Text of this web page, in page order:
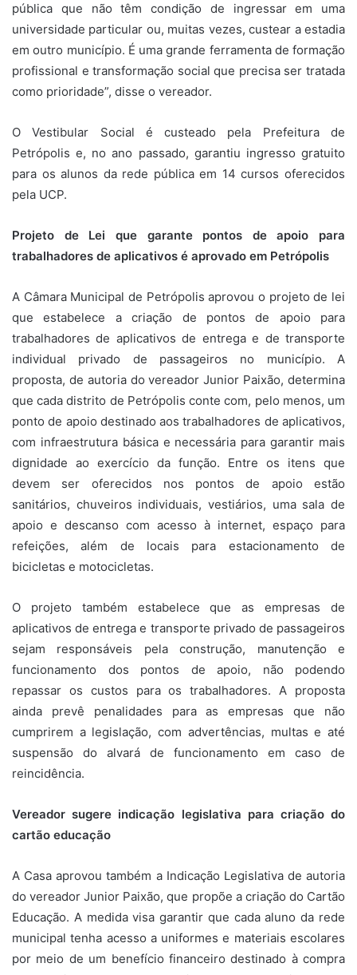
pública que não têm condição de ingressar em uma
universidade particular ou, muitas vezes, custear a estadia
em outro município. É uma grande ferramenta de formação
profissional e transformação social que precisa ser tratada
como prioridade”, disse o vereador.
O Vestibular Social é custeado pela Prefeitura de
Petrópolis e, no ano passado, garantiu ingresso gratuito
para os alunos da rede pública em 14 cursos oferecidos
pela UCP.
Projeto de Lei que garante pontos de apoio para
trabalhadores de aplicativos é aprovado em Petrópolis
A Câmara Municipal de Petrópolis aprovou o projeto de lei
que estabelece a criação de pontos de apoio para
trabalhadores de aplicativos de entrega e de transporte
individual privado de passageiros no município. A
proposta, de autoria do vereador Junior Paixão, determina
que cada distrito de Petrópolis conte com, pelo menos, um
ponto de apoio destinado aos trabalhadores de aplicativos,
com infraestrutura básica e necessária para garantir mais
dignidade ao exercício da função. Entre os itens que
devem ser oferecidos nos pontos de apoio estão
sanitários, chuveiros individuais, vestiários, uma sala de
apoio e descanso com acesso à internet, espaço para
refeições, além de locais para estacionamento de
bicicletas e motocicletas.
O projeto também estabelece que as empresas de
aplicativos de entrega e transporte privado de passageiros
sejam responsáveis pela construção, manutenção e
funcionamento dos pontos de apoio, não podendo
repassar os custos para os trabalhadores. A proposta
ainda prevê penalidades para as empresas que não
cumprirem a legislação, com advertências, multas e até
suspensão do alvará de funcionamento em caso de
reincidência.
Vereador sugere indicação legislativa para criação do
cartão educação
A Casa aprovou também a Indicação Legislativa de autoria
do vereador Junior Paixão, que propõe a criação do Cartão
Educação. A medida visa garantir que cada aluno da rede
municipal tenha acesso a uniformes e materiais escolares
por meio de um benefício financeiro destinado à compra